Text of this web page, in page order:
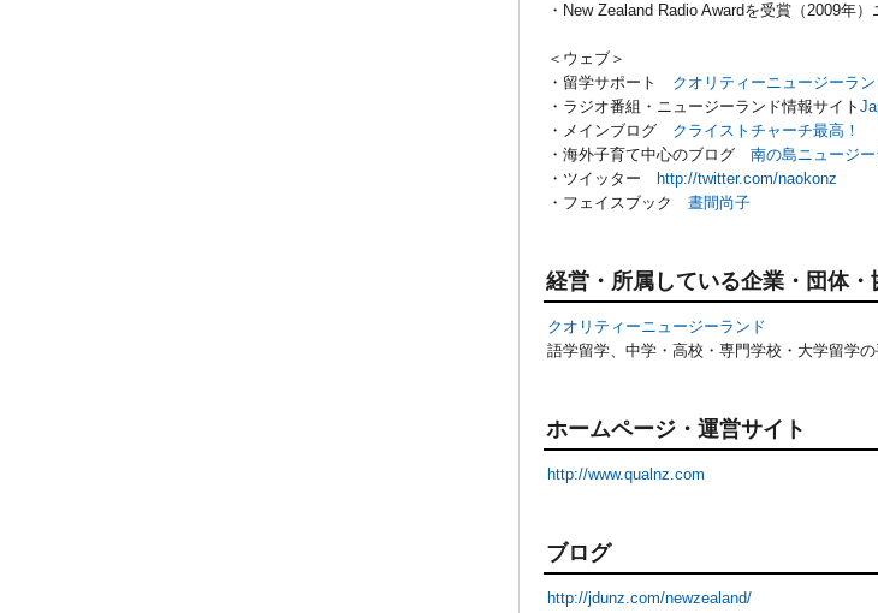
・New Zealand Radio Awardを受賞（2009年
＜ウェブ＞
・留学サポート クオリティーニュージーラン
・ラジオ番組・ニュージーランド情報サイト
・メインブログ クライストチャーチ最高！
・海外子育て中心のブログ 南の島ニュージ
・ツイッター
http://twitter.com/naokonz
・フェイスブック 晝間尚子
経営・所属している企業・団体・
クオリティーニュージーランド
語学留学、中学・高校・専門学校・大学留学
ホームページ・運営サイト
http://www.qualnz.com
ブログ
http://jdunz.com/newzealand/